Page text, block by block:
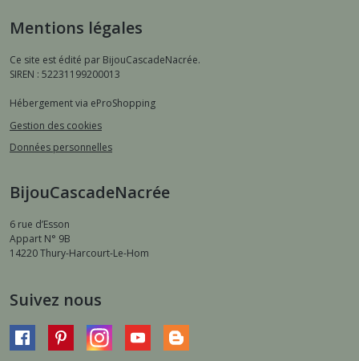
Mentions légales
Ce site est édité par BijouCascadeNacrée.
SIREN : 52231199200013
Hébergement via eProShopping
Gestion des cookies
Données personnelles
BijouCascadeNacrée
6 rue d’Esson
Appart N° 9B
14220Thury-Harcourt-Le-Hom
Suivez nous